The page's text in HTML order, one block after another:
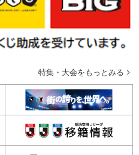
特集・大会をもっとみる